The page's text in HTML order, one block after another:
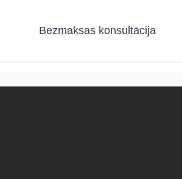
Bezmaksas konsultācija